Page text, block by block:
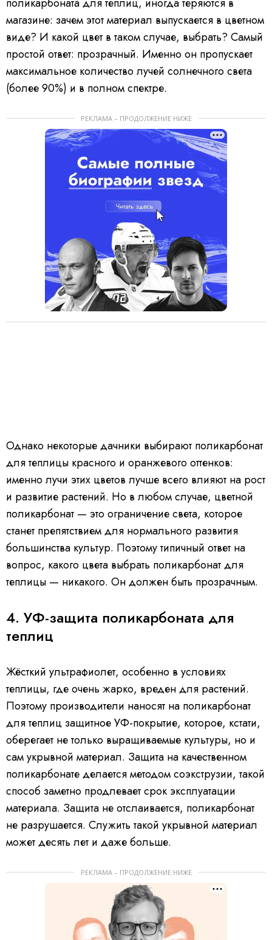
магазине: зачем этот материал выпускается в цветном
виде? И какой цвет в таком случае, выбрать? Самый
простой ответ: прозрачный. Именно он пропускает
максимальное количество лучей солнечного света
(более 90%) и в полном спектре.
РЕКЛАМА – ПРОДОЛЖЕНИЕ НИЖЕ
Однако некоторые дачники выбирают поликарбонат
для теплицы красного и оранжевого оттенков:
именно лучи этих цветов лучше всего влияют на рост
и развитие растений. Но в любом случае, цветной
поликарбонат — это ограничение света, которое
станет препятствием для нормального развития
большинства культур. Поэтому типичный ответ на
вопрос, какого цвета выбрать поликарбонат для
теплицы — никакого. Он должен быть прозрачным.
4. УФ-защита поликарбоната для
теплиц
Жёсткий ультрафиолет, особенно в условиях
теплицы, где очень жарко, вреден для растений.
Поэтому производители наносят на поликарбонат
для теплиц защитное УФ-покрытие, которое, кстати,
оберегает не только выращиваемые культуры, но и
сам укрывной материал. Защита на качественном
поликарбонате делается методом соэкструзии, такой
способ заметно продлевает срок эксплуатации
материала. Защита не отслаивается, поликарбонат
не разрушается. Служить такой укрывной материал
может десять лет и даже больше.
РЕКЛАМА – ПРОДОЛЖЕНИЕ НИЖЕ